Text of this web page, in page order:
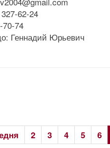
62-24
70-74
Геннадий Юрьевич
2 3 4 5 6